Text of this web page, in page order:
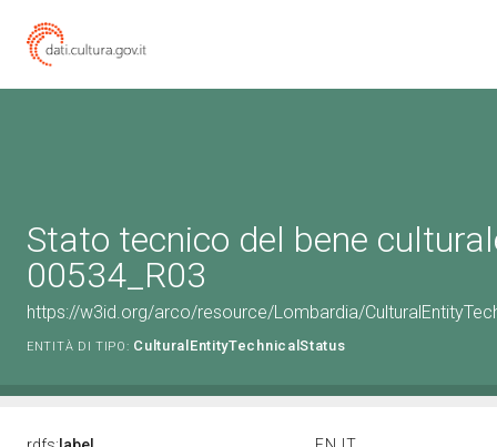
Stato tecnico del bene
00534_R03
https://w3id.org/arco/resource/Lombardia/
ENTITÀ DI TIPO: CulturalEntityTechnicalStatus